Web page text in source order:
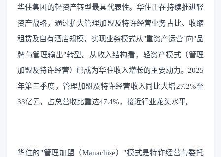
华住集团的轻资产转型最具代表性。华住正在持续推进轻
资产战略，通过扩大管理加盟及特许经营业务占比、收缩
租赁及自有酒店规模，实现业务模式从"重资产运营"向"品
牌与管理输出"转型。从收入结构看，轻资产模式（管理
加盟及特许经营）已成为华住收入增长的主要动力。2025
年第三季度，管理加盟及特许经营收入同比大增27.2%至
33亿元，占总营收比重达47.4%，接近行业龙头水平。
华住的"管理加盟（Manachise）"模式是特许经营与委托